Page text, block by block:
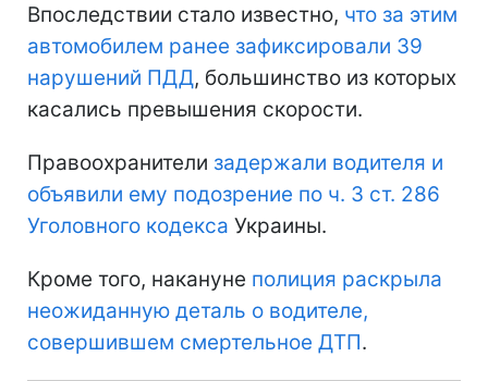
Впоследствии стало известно, что за этим
автомобилем ранее зафиксировали 39
нарушений ПДД, большинство из которых
касались превышения скорости.
Правоохранители задержали водителя и
объявили ему подозрение по ч. 3 ст. 286
Уголовного кодекса Украины.
Кроме того, накануне полиция раскрыла
неожиданную деталь о водителе,
совершившем смертельное ДТП.